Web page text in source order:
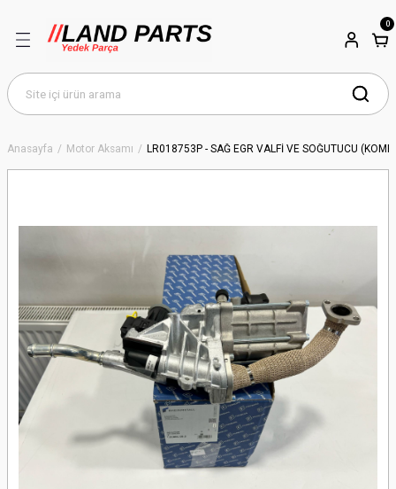
0
Anasayfa Motor Aksamı LR018753P - SAĞ EGR VALFİ VE SOĞUTUCU